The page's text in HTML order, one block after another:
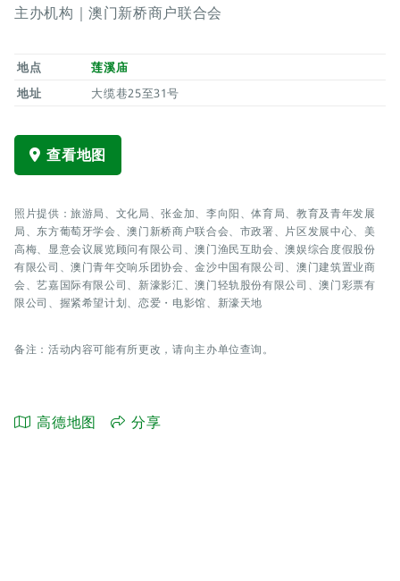
主办机构｜澳门新桥商户联合会
地点
莲溪庙
地址
大缆巷25至31号
查看地图
照片提供：旅游局、文化局、张金加、李向阳、体育局、教育及青年发展
局、东方葡萄牙学会、澳门新桥商户联合会、市政署、片区发展中心、美
高梅、显意会议展览顾问有限公司、澳门渔民互助会、澳娱综合度假股份
有限公司、澳门青年交响乐团协会、金沙中国有限公司、澳门建筑置业商
会、艺嘉国际有限公司、新濠影汇、澳门轻轨股份有限公司、澳门彩票有
限公司、握紧希望计划、恋爱・电影馆、新濠天地
备注：活动内容可能有所更改，请向主办单位查询。
高德地图 分享